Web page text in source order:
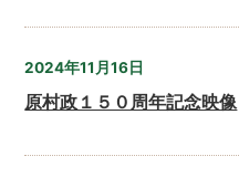
2024年11月16日
原村政１５０周年記念映像